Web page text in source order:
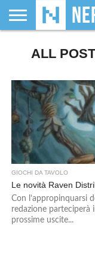
SIAMO
GIOCHI
DA
GIOCHI
DI
VIDEOGAMES
FILM
FUMETTI
& LIBRI
MAGIC:
THE
DUNGEONS
WRESTLING
NERDANDO
AWARDS
BOLLINI
ALL
GIOCHI DA TAVOLO
Le novità Raven
Con l’appropinquarsi
redazione parteciperà
prossime uscite...